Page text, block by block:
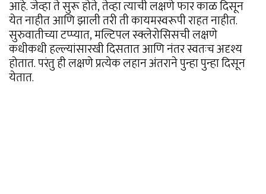
आहे. जेव्हा ते सुरू होते, तेव्हा त्याची लक्षणे फार काळ दिसून
येत नाहीत आणि झाली तरी ती कायमस्वरूपी राहत नाहीत.
सुरुवातीच्या टप्प्यात, मल्टिपल स्क्लेरोसिसची लक्षणे
कधीकधी हल्ल्यांसारखी दिसतात आणि नंतर स्वतःच अदृश्य
होतात. परंतु ही लक्षणे प्रत्येक लहान अंतराने पुन्हा पुन्हा दिसून
येतात.